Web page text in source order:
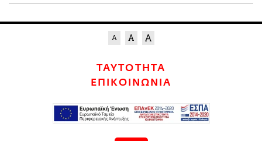
ΤΑΥΤΟΤΗΤΑ
ΕΠΙΚΟΙΝΩΝΙΑ